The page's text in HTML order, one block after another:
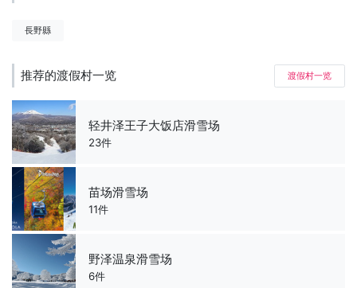
長野縣
推荐的渡假村一览 渡假村一览
轻井泽王子大饭店滑雪场
23件
苗场滑雪场
11件
野泽温泉滑雪场
6件